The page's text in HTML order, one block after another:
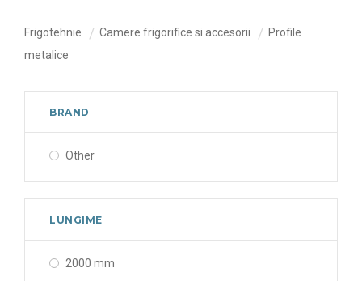
Frigotehnie Camere frigorifice si accesorii
Profile
metalice
BRAND
Other
LUNGIME
2000 mm